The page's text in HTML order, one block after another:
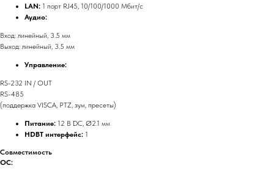
LAN: 1 порт RJ45, 10/100/1000 Мбит/с
Аудио:
Вход: линейный, 3.5 мм
Выход: линейный, 3.5 мм
Управление:
RS-232 IN / OUT
RS-485
(поддержка VISCA, PTZ, зум, пресеты)
Питание: 12 В DC, Ø2.1 мм
HDBT интерфейс: 1
Совместимость
ОС: